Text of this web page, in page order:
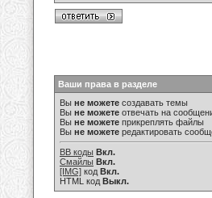
Ваши права в разделе
Вы не можете создавать темы
Вы не можете отвечать на
Вы не можете прикреплять файлы
Вы не можете редактировать
BB коды Вкл.
Смайлы Вкл.
[IMG] код Вкл.
HTML код Выкл.